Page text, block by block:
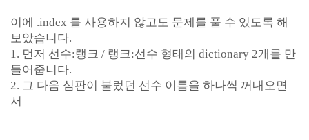
이에 .index 를 사용하지 않고도 문제를 풀 수 있도록 해
보았습니다.
1. 먼저 선수:랭크 / 랭크:선수 형태의 dictionary 2개를 만
들어줍니다.
2. 그 다음 심판이 불렀던 선수 이름을 하나씩 꺼내오면
서